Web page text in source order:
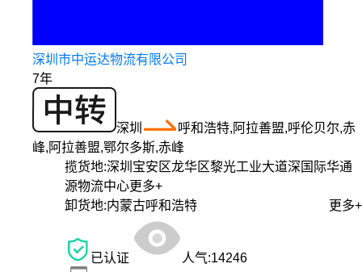
深圳市中运达物流有限公司
7年
深圳
呼和浩特,阿拉善盟,呼伦贝尔,赤
峰,阿拉善盟,鄂尔多斯,赤峰
揽货地:深圳宝安区龙华区黎光工业大道深国际华通
源物流中心更多+
卸货地:内蒙古呼和浩特 更多+
已认证 人气:14246